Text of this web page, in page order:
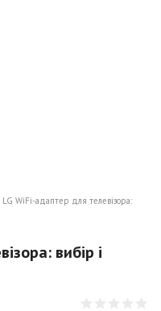
LG WiFi-адаптер для телевізора:
вибір і